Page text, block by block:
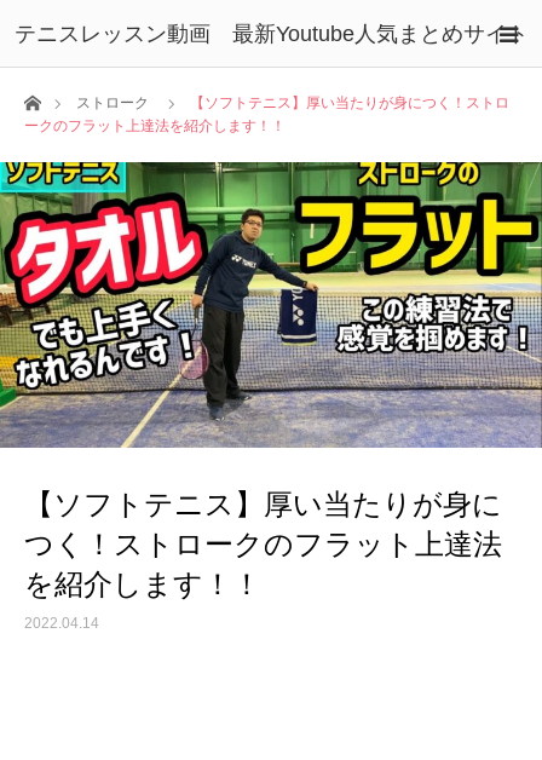
テニスレッスン動画 最新Youtube人気まとめサイト
ホームストローク
【ソフトテニス】厚い当たりが身につく！ストロ
ークのフラット上達法を紹介します！！
【ソフトテニス】厚い当たりが身に
つく！ストロークのフラット上達法
を紹介します！！
2022.04.14